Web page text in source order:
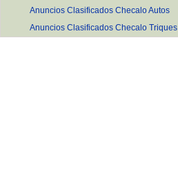
Anuncios Clasificados Checalo Autos
Anuncios Clasificados Checalo Triques